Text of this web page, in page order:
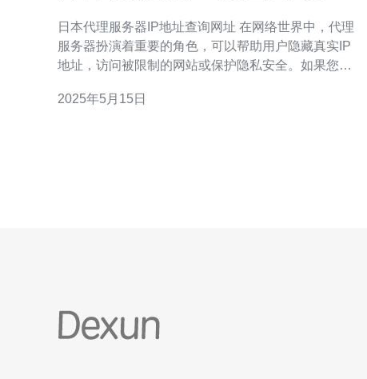
日本代理服务器IP地址查询网址 在网络世界中，代理
服务器扮演着重要的角色，可以帮助用户隐藏真实IP
地址，访问被限制的网站或保护隐私安全。如果您需
行查询。 推荐一个专门用于查询日本代理服务器IP地
2025年5月15日